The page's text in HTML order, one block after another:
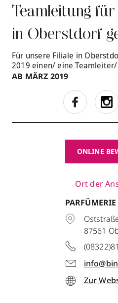
Teamleitung
in Oberstdorf
Für unsere Filiale in
2019 einen/ eine
AB MÄRZ 2019
ONLINE
Ort der
87561
Zur